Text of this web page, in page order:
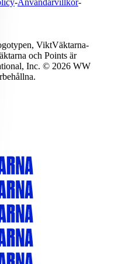
-Användarvillkor-
ViktVäktarna-
och Points är
Inc. © 2026 WW